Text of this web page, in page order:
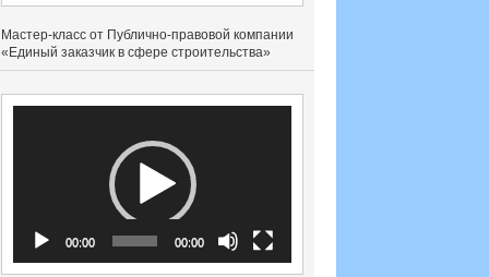
Мастер-класс от Публично-правовой компании
«Единый заказчик в сфере строительства»
00:00 00:00